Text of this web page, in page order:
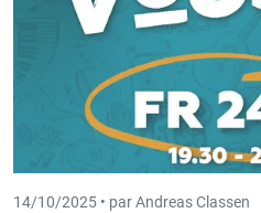
14/10/2025 • par Andreas Classen